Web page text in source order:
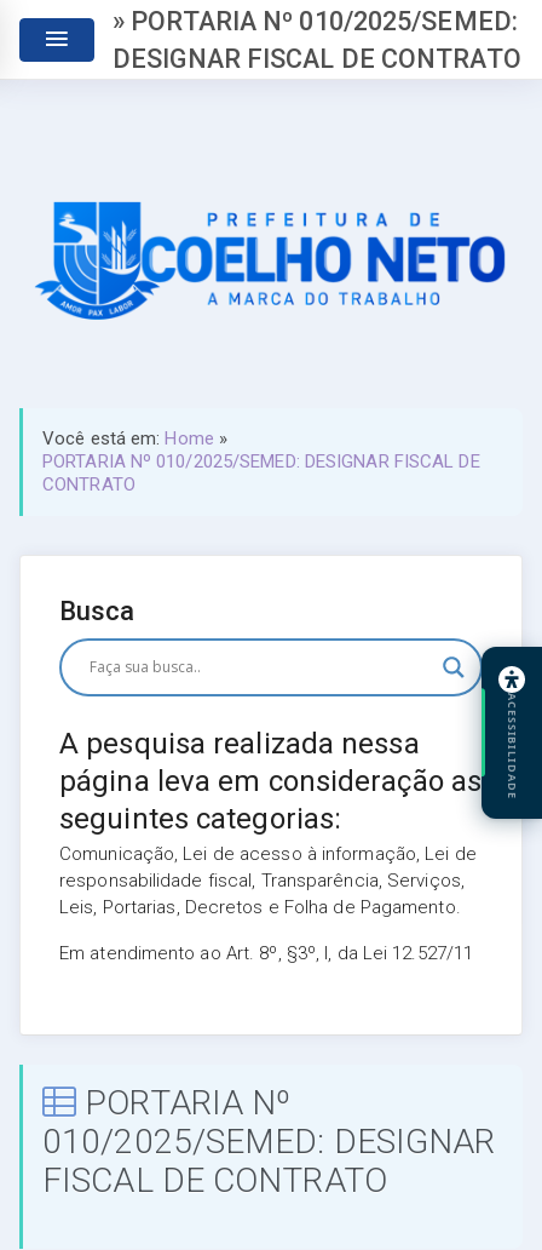
» PORTARIA Nº 010/2025/SEMED:
DESIGNAR FISCAL DE CONTRATO
Você está em:Home »
PORTARIA Nº 010/2025/SEMED: DESIGNAR FISCAL DE
CONTRATO
Busca
A pesquisa realizada nessa
página leva em consideração as
seguintes categorias:
Comunicação, Lei de acesso à informação, Lei de
responsabilidade fiscal, Transparência, Serviços,
Leis, Portarias, Decretos e Folha de Pagamento.
Em atendimento ao Art. 8º, §3º, I, da Lei 12.527/11
PORTARIA Nº
010/2025/SEMED: DESIGNAR
FISCAL DE CONTRATO
ACESSIBILIDADE